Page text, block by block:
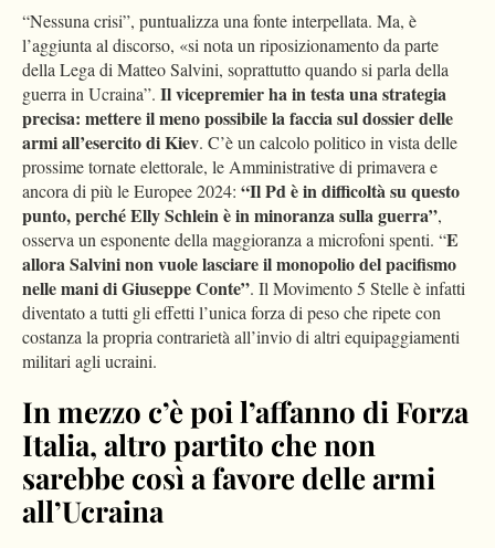
“Nessuna crisi”, puntualizza una fonte interpellata. Ma, è
l’aggiunta al discorso, «si nota un riposizionamento da parte
della Lega di Matteo Salvini, soprattutto quando si parla della
guerra in Ucraina”. Il vicepremier ha in testa una strategia
precisa: mettere il meno possibile la faccia sul dossier delle
armi all’esercito di Kiev. C’è un calcolo politico in vista delle
prossime tornate elettorale, le Amministrative di primavera e
ancora di più le Europee 2024: “Il Pd è in difficoltà su questo
punto, perché Elly Schlein è in minoranza sulla guerra”,
osserva un esponente della maggioranza a microfoni spenti. “E
allora Salvini non vuole lasciare il monopolio del pacifismo
nelle mani di Giuseppe Conte”. Il Movimento 5 Stelle è infatti
diventato a tutti gli effetti l’unica forza di peso che ripete con
costanza la propria contrarietà all’invio di altri equipaggiamenti
militari agli ucraini.
In mezzo c’è poi l’affanno di Forza
Italia, altro partito che non
sarebbe così a favore delle armi
all’Ucraina